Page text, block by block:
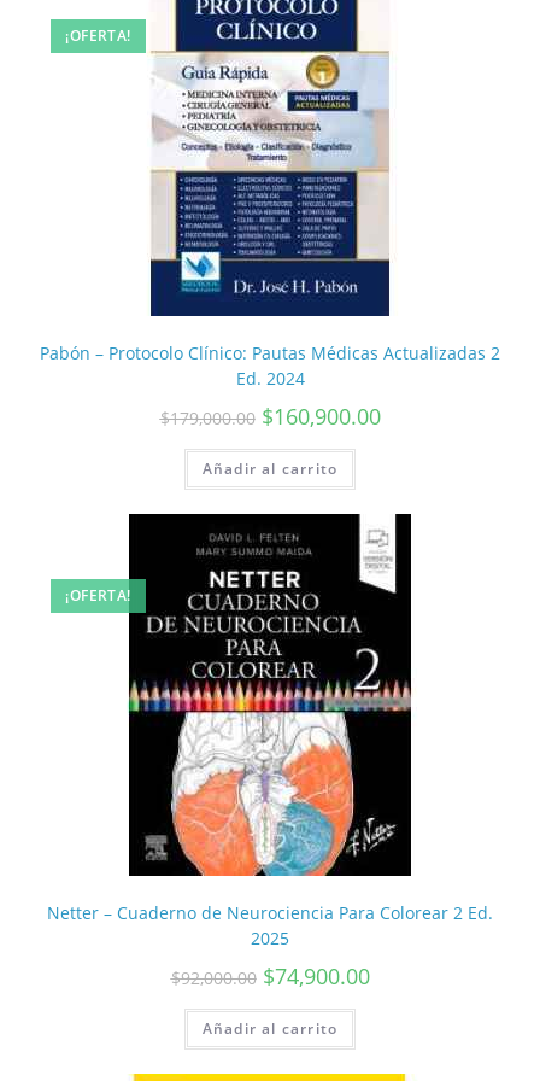
¡OFERTA!
Pabón – Protocolo Clínico: Pautas Médicas Actualizadas 2
Ed. 2024
$179,000.00 $160,900.00
Añadir al carrito
¡OFERTA!
Netter – Cuaderno de Neurociencia Para Colorear 2 Ed.
2025
$92,000.00 $74,900.00
Añadir al carrito